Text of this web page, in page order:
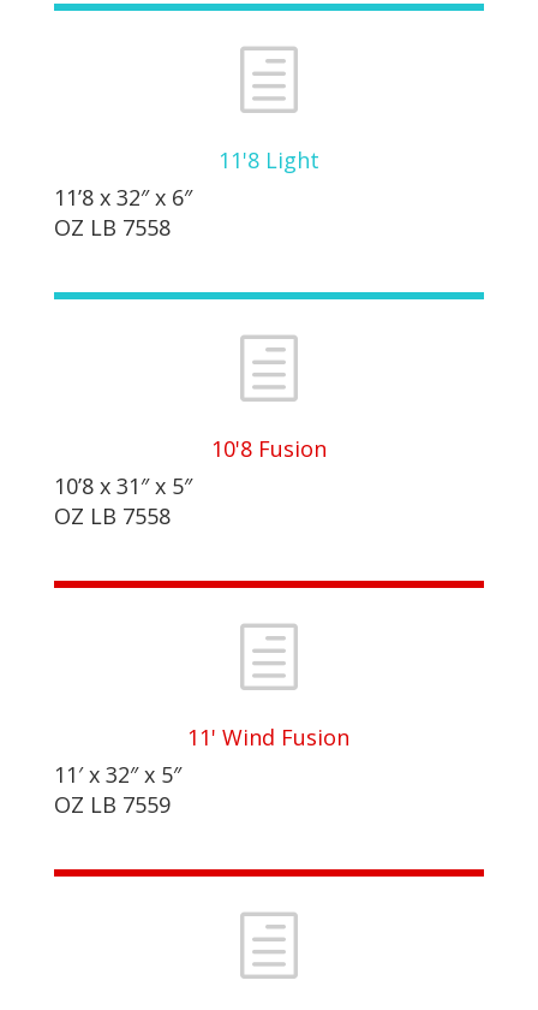
h
11'8 Light
11’8 x 32″ x 6″
OZ LB 7558
h
10'8 Fusion
10’8 x 31″ x 5″
OZ LB 7558
h
11' Wind Fusion
11′ x 32″ x 5″
OZ LB 7559
h